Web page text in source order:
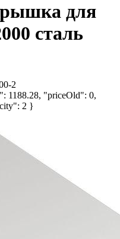
для
сталь
2
1188.28, "priceOld": 0,
2 }